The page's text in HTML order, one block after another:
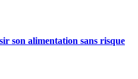
son alimentation sans risque